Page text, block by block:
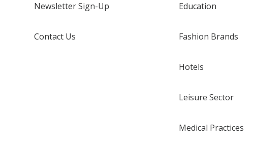
Newsletter Sign-Up
Contact Us
Education
Fashion Brands
Hotels
Leisure Sector
Medical Practices